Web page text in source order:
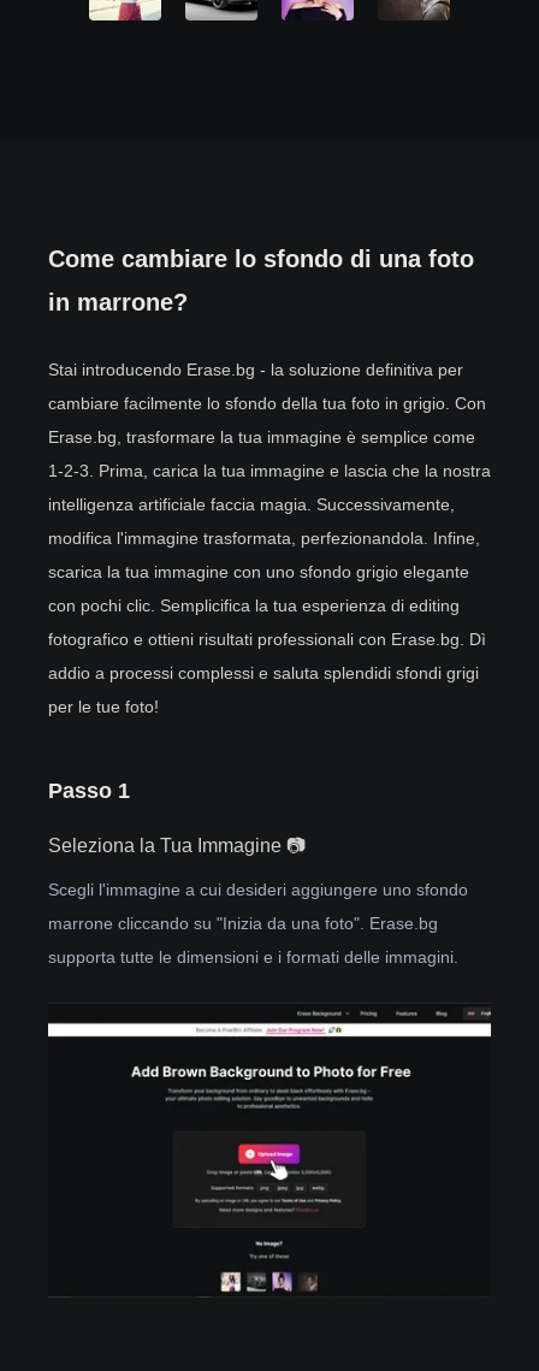
Come cambiare lo sfondo di una foto
in marrone?
Stai introducendo Erase.bg - la soluzione definitiva per
cambiare facilmente lo sfondo della tua foto in grigio. Con
Erase.bg, trasformare la tua immagine è semplice come
1-2-3. Prima, carica la tua immagine e lascia che la nostra
intelligenza artificiale faccia magia. Successivamente,
modifica l'immagine trasformata, perfezionandola. Infine,
scarica la tua immagine con uno sfondo grigio elegante
con pochi clic. Semplicifica la tua esperienza di editing
fotografico e ottieni risultati professionali con Erase.bg. Dì
addio a processi complessi e saluta splendidi sfondi grigi
per le tue foto!
Passo 1
Seleziona la Tua Immagine 📷
Scegli l'immagine a cui desideri aggiungere uno sfondo
marrone cliccando su "Inizia da una foto". Erase.bg
supporta tutte le dimensioni e i formati delle immagini.